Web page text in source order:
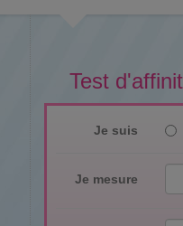
Test
Je suis
Je mesure